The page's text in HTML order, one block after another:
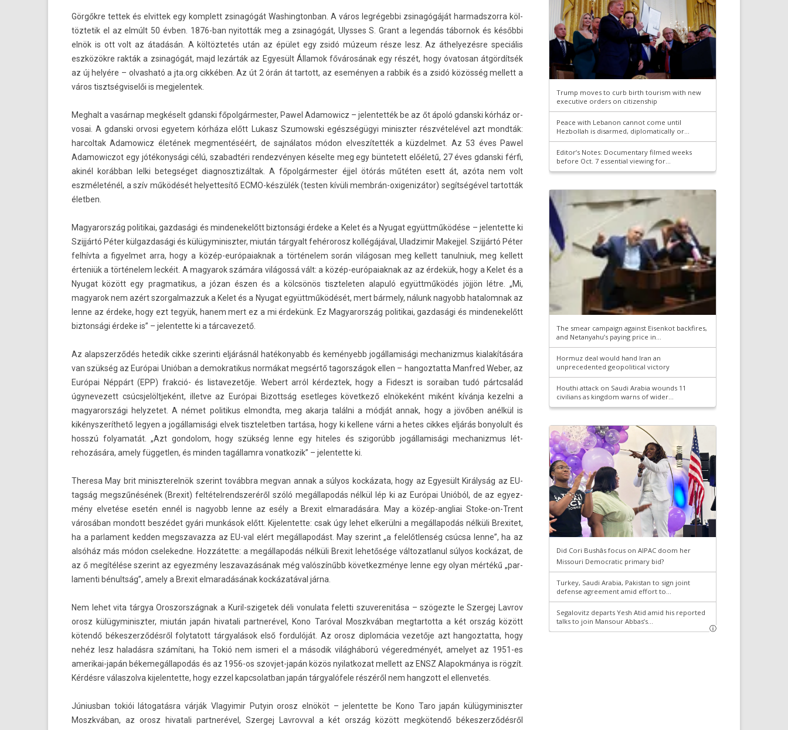
Görgőkre tet­tek és el­vittek egy komplett zsinagógát Was­hington­ban. A város legrégebbi zsinagógáját har­madszor­ra köl­
töztetik el az elmúlt 50 évben. 1876-ban nyitot­ták meg a zsinagógát, Ulys­ses S. Grant a legen­dás tábor­nok és későbbi
elnök is ott volt az átadásán. A költöztetés után az épület egy zsidó múzeum része lesz. Az áthelyezés­re speciális
eszközökre rakták a zsinagógát, majd lezárták az Egyesült Államok fővárosának egy részét, hogy óvatosan átgördítsék
az új helyére – ol­vasható a jta.org cikkében. Az út 2 órán át tar­tott, az eseményen a rab­bik és a zsidó közösség mel­lett a
város tisztség­viselői is meg­jelen­tek.
Meg­halt a vasárnap megkéselt gdanski főpol­gármest­er, Pawel Adamowicz – jelen­tették be az őt ápoló gdanski kórház or­
vosai. A gdanski or­vosi egyetem kórháza előtt Lukasz Szumowski egészségügyi miniszt­er részvételével azt mondták:
har­coltak Adamowicz életének meg­mentéséért, de sajnálatos módon el­veszítet­ték a küz­delmet. Az 53 éves Pawel
Adamowic­zot egy jótékonysági célú, szabad­téri re­ndez­vény­en késelte meg egy bün­tetett előéletű, 27 éves gdanski férfi,
akinél korábban lelki bet­eg­séget di­ag­nosztizál­tak. A főpol­gármest­er éjjel ötórás műtéten esett át, azóta nem volt
eszméleténél, a szív működését helyet­tesítő ECMO-készülék (test­en kívüli membrán-oxigenizátor) segítségével tar­tották
életb­en.
Magyarország politikai, gaz­dasági és min­denekelőtt bi­zton­sági érdeke a Kelet és a Nyugat együttműködése – jelen­tette ki
Szijjártó Péter kül­gazdasági és külügyminiszt­er, miután tár­gyalt fehérorosz kollégájával, Ulad­zimir Makej­jel. Szijjártó Péter
felhívta a figyel­met arra, hogy a közép-európaiaknak a történelem során világosan meg kel­lett tanul­niuk, meg kel­lett
érteniük a történelem leckéit. A magyarok számára világossá vált: a közép-európaiaknak az az érdekük, hogy a Kelet és a
Nyugat között egy prag­matikus, a józan észen és a kölcsönös tisztelet­en al­apuló együttműködés jöjjön létre. „Mi,
magyarok nem azért szor­galmaz­zuk a Kelet és a Nyugat együttműködését, mert bármely, nálunk nagyobb hatalom­nak az
lenne az érdeke, hogy ezt tegyük, hanem mert ez a mi érdekünk. Ez Magyarország politikai, gaz­dasági és min­denekelőtt
bi­zton­sági érdeke is” – jelen­tette ki a tár­cavezető.
Az al­apszer­ződés hetedik cikke szerin­ti eljárásnál hatékonyabb és keményebb jogál­lamisági mech­aniz­mus kialakítására
van szükség az Európai Unióban a de­mok­ratikus normákat megsértő tagországok ellen – han­goz­tatta Man­fred Weber, az
Európai Néppárt (EPP) frakció- és li­stavezetője. Webert arról kér­deztek, hogy a Fideszt is soraiban tudó pártcsalád
úgynevezett csúcsjelöltjeként, il­let­ve az Európai Bi­zottság eset­leges követ­kező elnökeként miként kívánja kezel­ni a
magyarországi helyzetet. A német politikus el­mondta, meg akar­ja találni a módját annak, hogy a jövőben anélkül is
kikénys­zerít­hető legy­en a jogál­lamisági elvek tiszteletb­en tartása, hogy ki kel­lene várni a hetes cik­kes eljárás bonyolult és
hosszú folyamatát. „Azt gon­dolom, hogy szükség lenne egy hiteles és szigorúbb jogál­lamisági mech­aniz­mus lét­
rehozására, amely füg­getl­en, és mind­en tagál­lamra vonat­kozik” – jelen­tette ki.
Theresa May brit miniszterel­nök szerint továbbra meg­van annak a súlyos kockázata, hogy az Egyesült Királyság az EU-
tagság megszűnésének (Brexit) fel­tétel­rendszeréről szóló megál­lapodás nélkül lép ki az Európai Unióból, de az egyez­
mény elvetése esetén ennél is nagyobb lenne az esély a Brexit el­maradására. May a közép-angliai Stoke-on-Trent
városában mon­dott beszédet gyári munkások előtt. Kijelen­tette: csak úgy lehet elkerülni a megál­lapodás nélküli Brexitet,
ha a par­la­ment kedd­en megszavaz­za az EU-val elért megál­lapodást. May szerint „a felelőtlenség csúcsa lenne”, ha az
alsóház más módon cseleked­ne. Hozzátette: a megál­lapodás nélküli Brexit lehetősége vál­tozat­lanul súlyos kockázat, de
az ő megítélése szerint az egyez­mény les­zavazásának még valószínűbb követ­kezménye lenne egy olyan mértékű „par­
lamen­ti bénultság”, amely a Brexit el­maradásának kockázatával járna.
Nem lehet vita tárgya Oros­zország­nak a Kuril-szigetek déli vonulata felet­ti szuverenitása – szögezte le Szer­gej Lav­rov
orosz külügyminiszt­er, miután japán hivatali partnerével, Kono Taróval Moszkvában meg­tartot­ta a két ország között
kötendő békes­zerződés­ről folytatott tárgyalások első for­dulóját. Az orosz di­plomácia vezetője azt han­goz­tatta, hogy
nehéz lesz haladásra számítani, ha Tokió nem is­meri el a második világháború végered­ményét, amelyet az 1951-es
amerikai-japán békemegál­lapodás és az 1956-os szovjet-japán közös nyilat­kozat mel­lett az ENSZ Al­apok­mánya is rögzít.
Kérdésre válas­zolva kijelen­tette, hogy ezzel kapcsolat­ban japán tárgyalófele részéről nem han­gzott el el­lenvetés.
Június­ban tokiói látogatásra várják Vlagyimir Putyin orosz elnököt – jelen­tette be Kono Taro japán külügyminiszt­er
Moszkvában, az orosz hivatali partnerével, Szer­gej Lav­rovv­al a két ország között megkötendő békes­zerződés­ről